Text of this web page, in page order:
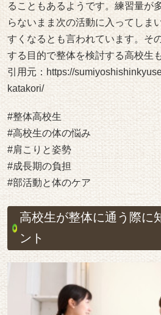
ることもあるようです。練習量が
らないまま次の活動に入ってしま
すくなるとも言われています。そ
する目的で整体を検討する高校生
引用元： https://
katakori/
#整体高校生
#高校生の体の悩み
#肩こりと姿勢
#成長期の負担
#部活動と体のケア
高校生が整体に通う際に
ント